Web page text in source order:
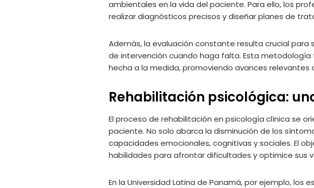
ambientales en la vida del paciente. Para ello, los
realizar diagnósticos precisos y diseñar planes de
Además, la evaluación constante resulta crucial
de intervención cuando haga falta. Esta
hecha a la medida, promoviendo avances
Rehabilitación psicológica:
El proceso de rehabilitación en psicología clínica se
paciente. No solo abarca la disminución de los
capacidades emocionales, cognitivas y sociales. El
habilidades para afrontar dificultades y optimice sus
En la Universidad Latina de Panamá, por ejemplo,